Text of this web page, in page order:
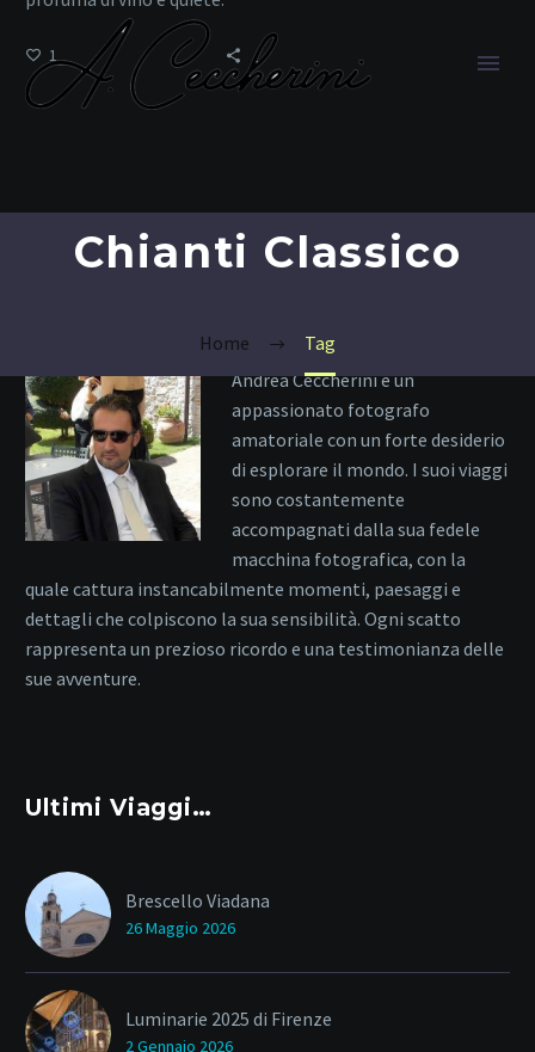
Chianti Classico
Home Tag
1
Andrea Ceccherini è un
appassionato fotografo
amatoriale con un forte desiderio
di esplorare il mondo. I suoi viaggi
sono costantemente
accompagnati dalla sua fedele
macchina fotografica, con la
quale cattura instancabilmente momenti, paesaggi e
dettagli che colpiscono la sua sensibilità. Ogni scatto
rappresenta un prezioso ricordo e una testimonianza delle
sue avventure.
Ultimi Viaggi…
Brescello Viadana
26 Maggio 2026
Luminarie 2025 di Firenze
2 Gennaio 2026